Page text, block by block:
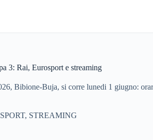
3: Rai, Eurosport e streaming
Bibione-Buja, si corre lunedi 1 giugno:
, STREAMING